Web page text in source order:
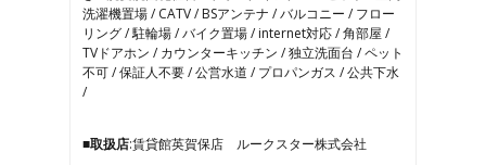
13
14
15
16
洗濯機置場 / CATV / BSアンテナ / バルコニー / フロー
リング / 駐輪場 / バイク置場 / internet対応 / 角部屋 /
TVドアホン / カウンターキッチン / 独立洗面台 / ペット
不可 / 保証人不要 / 公営水道 / プロパンガス / 公共下水
/
■取扱店:賃貸館英賀保店 ルークスター株式会社